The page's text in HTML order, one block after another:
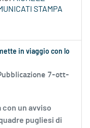
STAMPA
in viaggio con lo
7-ott-
con un avviso
pugliesi di